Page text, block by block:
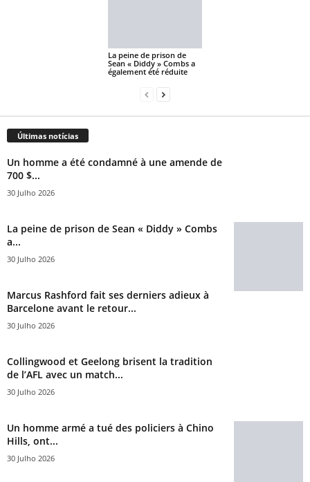
La peine de prison de
Sean « Diddy » Combs a
également été réduite
Últimas notícias
Un homme a été condamné à une amende de
700 $...
30 Julho 2026
La peine de prison de Sean « Diddy » Combs
a...
30 Julho 2026
Marcus Rashford fait ses derniers adieux à
Barcelone avant le retour...
30 Julho 2026
Collingwood et Geelong brisent la tradition
de l’AFL avec un match...
30 Julho 2026
Un homme armé a tué des policiers à Chino
Hills, ont...
30 Julho 2026